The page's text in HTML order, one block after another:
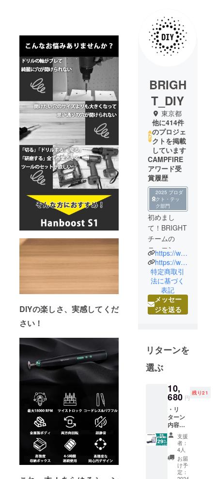
DIYの楽しさ、実感してくだ
さい！
BRIGH
T_DIY
東京都
他に414件
のプロジェ
クトを掲載
しています
CAMPFIRE
アワード受
賞履歴
2025 プロダ
クト・テッ
ク部門
初めまし
て！BRIGHT
チームの
ニュエンで
す。
中国の総合
家電メー
カー向けに
人気製品を
多数製造し
日本の皆様
にも是非体
験していた
ロジェクト
を立ち上げ
ました。
最新のテク
ノロジー
で、皆さん
の生活をよ
り豊かに、
快適にする
https://www.brightdiy.jp/
https://www.instagram.com/brightdiyjp/
特定商取引
法に基づく
表記
メッセー
ジを送る
リターンを
選ぶ
10,
680 円
残り21
・リ
ターン
内容：
Hanboo
st S1×1
セット
・一般
販売予
定価
支援
者：
4人
お届
け予
定：